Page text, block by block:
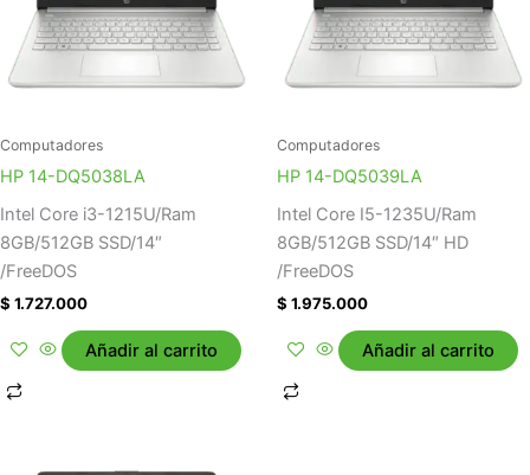
Computadores
HP 14-DQ5038LA
Intel Core i3-1215U/Ram
8GB/512GB SSD/14″
/FreeDOS
$ 1.727.000
Añadir al carrito
Computadores
HP 14-DQ5039LA
Intel Core I5-1235U/Ram
8GB/512GB SSD/14″ HD
/FreeDOS
$ 1.975.000
Añadir al carrito